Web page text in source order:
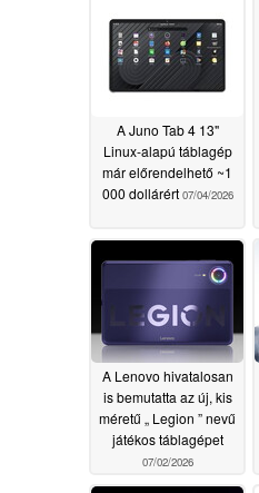
A Juno Tab 4 13"
Linux-alapú táblagép
már előrendelhető ~1
000 dollárért 07/04/2026
A Lenovo hivatalosan
is bemutatta az új, kis
méretű „ Legion ” nevű
játékos táblagépet
07/02/2026